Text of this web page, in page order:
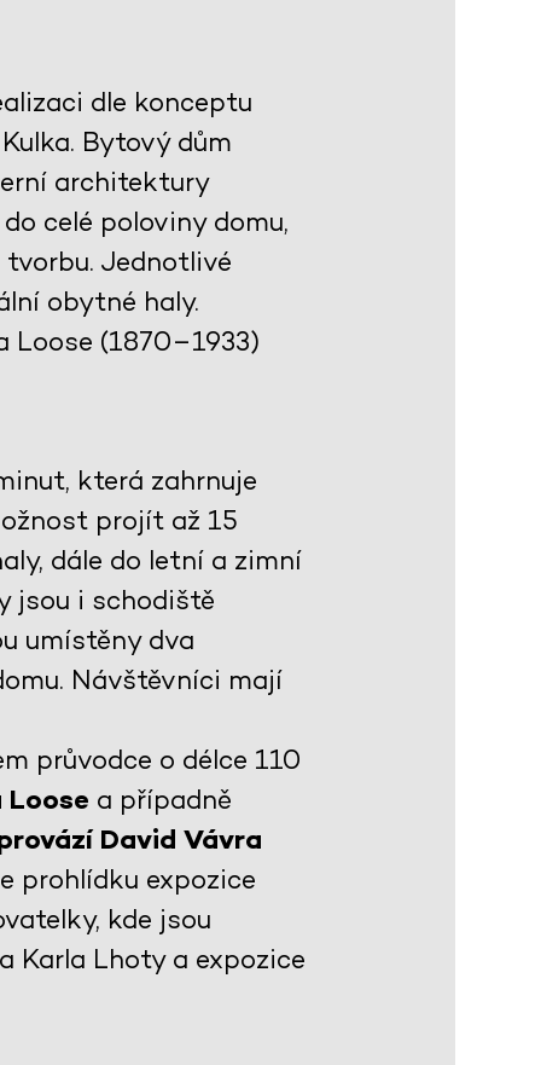
dle konceptu
Bytový dům
architektury
celé poloviny domu,
Jednotlivé
obytné haly.
Loose (1870–1933)
která zahrnuje
projít až 15
dále do letní a zimní
jsou i schodiště
umístěny dva
Návštěvníci mají
průvodce o délce 110
a případně
David Vávra
prohlídku expozice
kde jsou
Karla Lhoty a expozice